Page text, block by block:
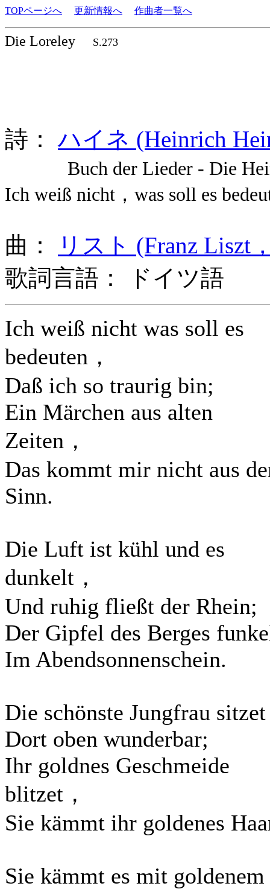
TOPページへ 更新情報へ 作曲者一覧へ
Die Loreley S.273
詩：ハイネ (Heinrich
Buch der Lieder - Die
Ich weiß nicht，was soll es
曲：
リスト (Franz Liszt
歌詞言語： ドイツ語
Ich weiß nicht was soll es
bedeuten，
Daß ich so traurig bin;
Ein Märchen aus alten
Zeiten，
Das kommt mir nicht aus
Sinn.
Die Luft ist kühl und es
dunkelt，
Und ruhig fließt der Rhein;
Der Gipfel des Berges
Im Abendsonnenschein.
Die schönste Jungfrau sitzet
Dort oben wunderbar;
Ihr goldnes Geschmeide
blitzet，
Sie kämmt ihr goldenes
Sie kämmt es mit goldenem